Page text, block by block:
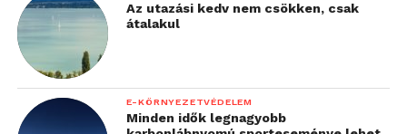
Az utazási kedv nem csökken, csak
átalakul
E-KÖRNYEZETVÉDELEM
Minden idők legnagyobb